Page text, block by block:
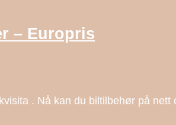
– Europris
. Nå kan du biltilbehør på nett